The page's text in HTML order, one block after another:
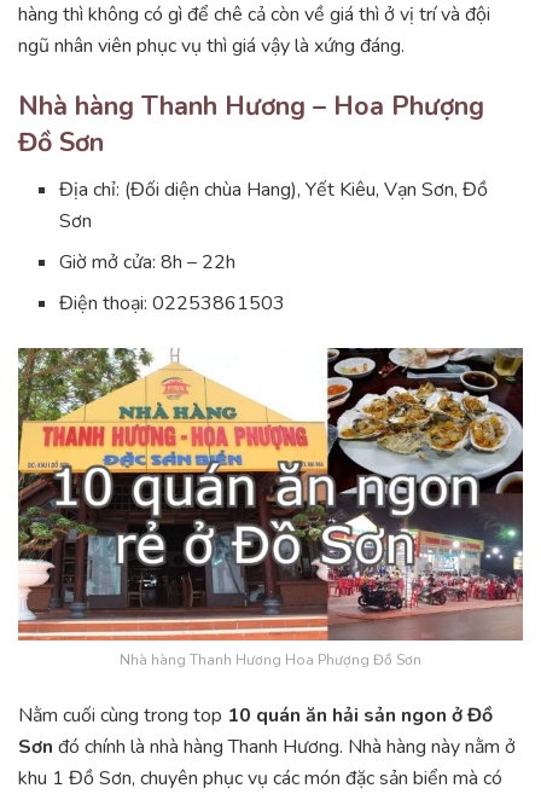
hàng thì không có gì để chê cả còn về giá thì ở vị trí và đội
ngũ nhân viên phục vụ thì giá vậy là xứng đáng.
Nhà hàng Thanh Hương – Hoa Phượng
Đồ Sơn
Địa chỉ: (Đối diện chùa Hang), Yết Kiêu, Vạn Sơn, Đồ
Sơn
Giờ mở cửa: 8h – 22h
Điện thoại: 02253861503
Nhà hàng Thanh Hương Hoa Phượng Đồ Sơn
Nằm cuối cùng trong top 10 quán ăn hải sản ngon ở Đồ
Sơn đó chính là nhà hàng Thanh Hương. Nhà hàng này nằm ở
khu 1 Đồ Sơn, chuyên phục vụ các món đặc sản biển mà có